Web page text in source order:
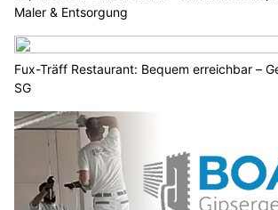
Maler & Entsorgung
Fux-Träff Restaurant: Bequem erreichbar –
SG